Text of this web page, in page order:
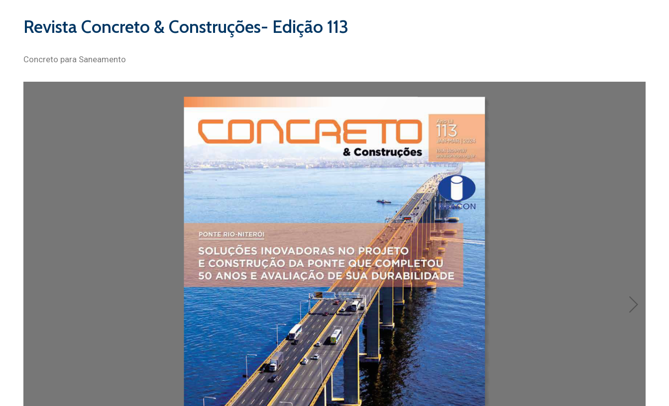
Revista Concreto & Construções- Edição 113
Concreto para Saneamento